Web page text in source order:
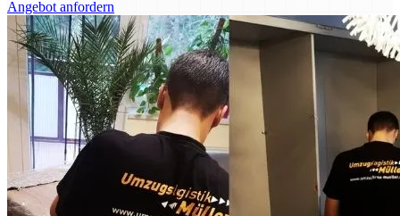
Angebot anfordern